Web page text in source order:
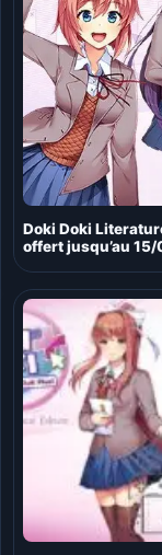
Doki Doki
offert jusqu’au